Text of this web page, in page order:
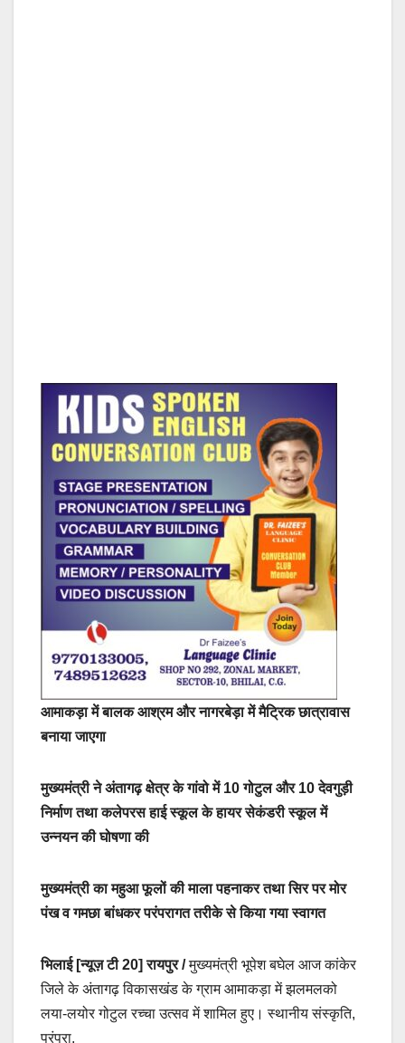
आमाकड़ा में बालक आश्रम और नागरबेड़ा में मैट्रिक छात्रावास
बनाया जाएगा
मुख्यमंत्री ने अंतागढ़ क्षेत्र के गांवो में 10 गोटुल और 10 देवगुड़ी
निर्माण तथा कलेपरस हाई स्कूल के हायर सेकंडरी स्कूल में
उन्नयन की घोषणा की
मुख्यमंत्री का महुआ फूलों की माला पहनाकर तथा सिर पर मोर
पंख व गमछा बांधकर परंपरागत तरीके से किया गया स्वागत
भिलाई [न्यूज़ टी 20] रायपुर /मुख्यमंत्री भूपेश बघेल आज कांकेर
जिले के अंतागढ़ विकासखंड के ग्राम आमाकड़ा में झलमलको
लया-लयोर गोटुल रच्चा उत्सव में शामिल हुए। स्थानीय संस्कृति,
परंपरा,